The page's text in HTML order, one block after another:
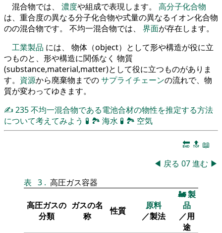
混合物では、 濃度や組成で表現します。 高分子化合物
は、重合度の異なる分子化合物や式量の異なるイオン化合物
のの混合物です。 不均一混合物では、 界面が存在します。
工業製品 には、 物体（object）として形や構造が役に立
つものと、形や構造に関係なく 物質
(substance,material,matter)として役に立つものがありま
す。 資源から廃棄物までのサプライチェーンの流れで、物
質が変わってゆきます。
✍ 235不均一混合物である電池合材の物性を推定する方法
について考えてみよう 🧪 🏞 海水 🧪 🏞 空気
🔚 🔝 📖
◀ 戻る 07進む ▶
表 3 . 高圧ガス容器
高圧ガスの
分類
ガスの名
称
性質
原料
／製法
🚂製
品
／用
途